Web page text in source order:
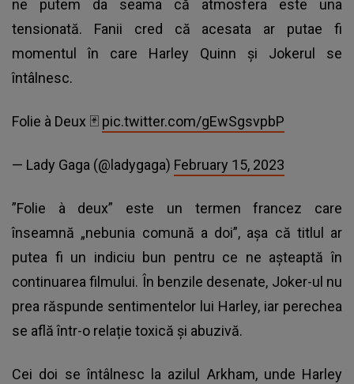
ne putem da seama că atmosfera este una
tensionată. Fanii cred că acesata ar putae fi
momentul în care Harley Quinn și Jokerul se
întâlnesc.
Folie à Deux 🃏 pic.twitter.com/gEwSgsvpbP
— Lady Gaga (@ladygaga) February 15, 2023
”Folie à deux” este un termen francez care
înseamnă „nebunia comună a doi”, așa că titlul ar
putea fi un indiciu bun pentru ce ne așteaptă în
continuarea filmului. În benzile desenate, Joker-ul nu
prea răspunde sentimentelor lui Harley, iar perechea
se află într-o relație toxică și abuzivă.
Cei doi se întâlnesc la azilul Arkham, unde Harley